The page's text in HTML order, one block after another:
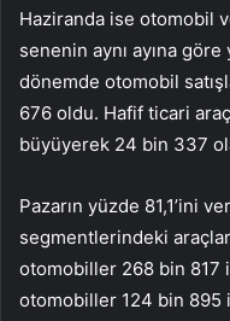
Haziranda ise otomobil
senenin aynı ayına göre
dönemde otomobil
676 oldu. Hafif ticari
büyüyerek 24 bin 337
Pazarın yüzde 81,1’ini
segmentlerindeki
otomobiller 268 bin 817
otomobiller 124 bin 895